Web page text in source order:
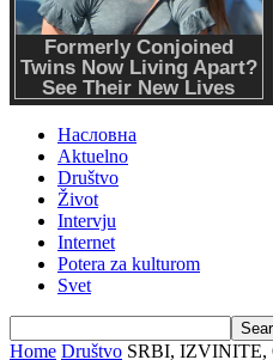
Насловна
Aktuelno
Društvo
Život
Intervju
Internet
Potera za kulturom
Svet
Home Društvo SRBI,